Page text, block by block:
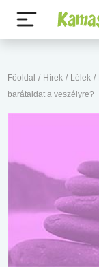
Főoldal / Hírek / Lélek /
barátaidat a veszélyre?